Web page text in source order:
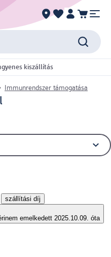
kiszállítás
Immunrendszer támogatása
szállítási díj
nem emelkedett 2025.10.09. óta